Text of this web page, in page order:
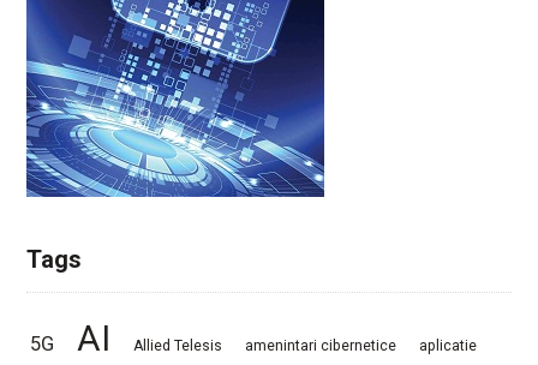
Tags
5G AI Allied Telesis amenintari cibernetice aplicatie